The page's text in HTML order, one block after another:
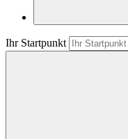
Ihr Startpunkt